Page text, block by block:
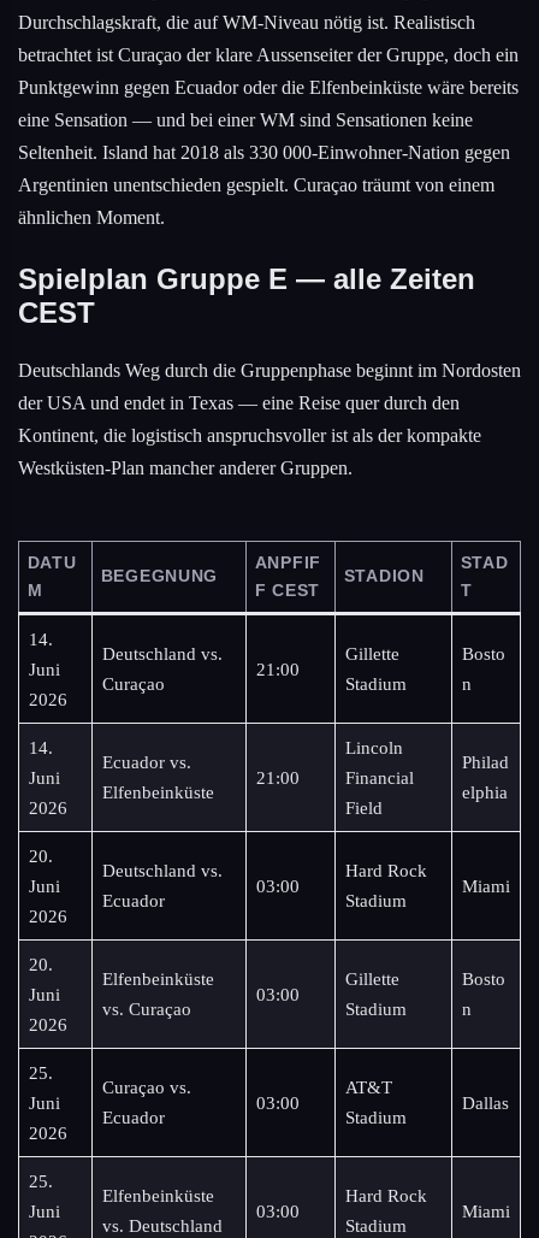
Durchschlagskraft, die auf WM-Niveau nötig ist. Realistisch
betrachtet ist Curaçao der klare Aussenseiter der Gruppe, doch ein
Punktgewinn gegen Ecuador oder die Elfenbeinküste wäre bereits
eine Sensation — und bei einer WM sind Sensationen keine
Seltenheit. Island hat 2018 als 330 000-Einwohner-Nation gegen
Argentinien unentschieden gespielt. Curaçao träumt von einem
ähnlichen Moment.
Spielplan Gruppe E — alle Zeiten
CEST
Deutschlands Weg durch die Gruppenphase beginnt im Nordosten
der USA und endet in Texas — eine Reise quer durch den
Kontinent, die logistisch anspruchsvoller ist als der kompakte
Westküsten-Plan mancher anderer Gruppen.
DATU
M
BEGEGNUNG
ANPFIF
F CEST
STADION
STAD
T
14.
Juni
2026
Deutschland vs.
Curaçao
21:00
Gillette
Stadium
Bosto
n
14.
Juni
2026
Ecuador vs.
Elfenbeinküste
21:00
Lincoln
Financial
Field
Philad
elphia
20.
Juni
2026
Deutschland vs.
Ecuador
03:00
Hard Rock
Stadium
Miami
20.
Juni
2026
Elfenbeinküste
vs. Curaçao
03:00
Gillette
Stadium
Bosto
n
25.
Juni
2026
Curaçao vs.
Ecuador
03:00
AT&T
Stadium
Dallas
25.
Juni
Elfenbeinküste
vs. Deutschland
03:00
Hard Rock
Stadium
Miami